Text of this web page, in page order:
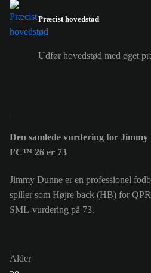
Præcist hovedstød
Udfør hovedstød med øget
Den samlede vurdering for Jimmy
FC™ 26 er 73
Jimmy Dunne er en professionel
spiller som Højre back (HB) for
SML-vurdering på 73.
Alder